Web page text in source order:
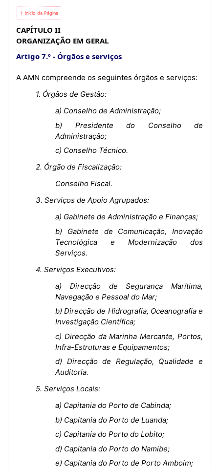
⇡ Início da Página
CAPÍTULO II
ORGANIZAÇÃO EM GERAL
Artigo 7.º
Órgãos e serviços
A AMN compreende os seguintes órgãos e serviços:
1. Órgãos de Gestão:
a) Conselho de Administração;
b) Presidente do Conselho de
Administração;
c) Conselho Técnico.
2. Órgão de Fiscalização:
Conselho Fiscal.
3. Serviços de Apoio Agrupados:
a) Gabinete de Administração e Finanças;
b) Gabinete de Comunicação, Inovação
Tecnológica e Modernização dos
Serviços.
4. Serviços Executivos:
a) Direcção de Segurança Marítima,
Navegação e Pessoal do Mar;
b) Direcção de Hidrografia, Oceanografia e
Investigação Científica;
c) Direcção da Marinha Mercante, Portos,
Infra-Estruturas e Equipamentos;
d) Direcção de Regulação, Qualidade e
Auditoria.
5. Serviços Locais:
a) Capitania do Porto de Cabinda;
b) Capitania do Porto de Luanda;
c) Capitania do Porto do Lobito;
d) Capitania do Porto do Namibe;
e) Capitania do Porto de Porto Amboim;